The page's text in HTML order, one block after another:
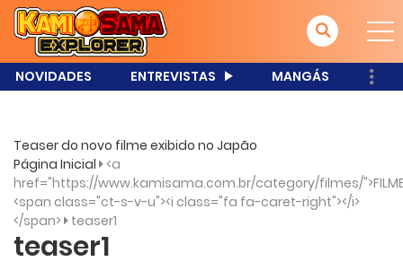
NOVIDADES ENTREVISTAS MANGÁS
Teaser do novo filme exibido no Japão
Página Inicial <a
href="https://www.kamisama.com.br/category/filmes/
<span class="ct-s-v-u"><i class="fa fa-caret-right"></i>
</span> teaser1
teaser1